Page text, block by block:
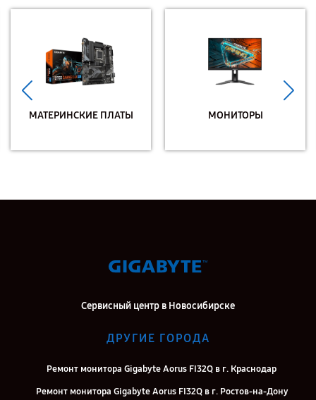
МАТЕРИНСКИЕ ПЛАТЫ МОНИТОРЫ
Сервисный центр в Новосибирске
ДРУГИЕ ГОРОДА
Ремонт монитора Gigabyte Aorus FI32Q в г. Краснодар
Ремонт монитора Gigabyte Aorus FI32Q в г. Ростов-на-Дону